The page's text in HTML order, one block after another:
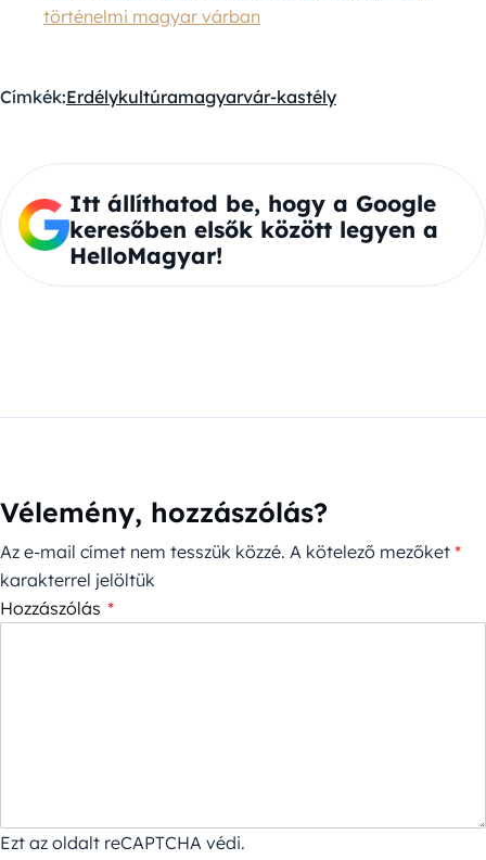
történelmi magyar várban
Címkék:Erdélykultúramagyarvár-kastély
Itt állíthatod be, hogy a Google
keresőben elsők között legyen a
HelloMagyar!
Vélemény, hozzászólás?
Az e-mail címet nem tesszük közzé. A kötelező mezőket *
karakterrel jelöltük
Hozzászólás *
Ezt az oldalt reCAPTCHA védi.